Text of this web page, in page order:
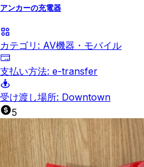
アンカーの充電器
カテゴリ: AV機器・モバイル
支払い方法: e-transfer
受け渡し場所: Downtown
5